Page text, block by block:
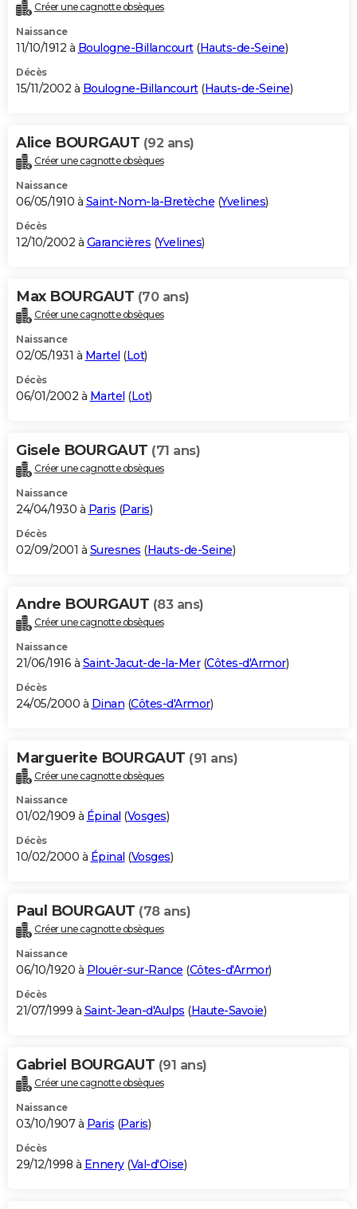
Créer une cagnotte obsèques
Naissance
11/10/1912 à Boulogne-Billancourt(Hauts-de-Seine)
Décès
15/11/2002 à Boulogne-Billancourt(Hauts-de-Seine)
Alice BOURGAUT (92 ans)
Créer une cagnotte obsèques
Naissance
06/05/1910 à Saint-Nom-la-Bretèche (Yvelines)
Décès
12/10/2002 à Garancières (Yvelines)
Max BOURGAUT (70 ans)
Créer une cagnotte obsèques
Naissance
02/05/1931 à Martel (Lot)
Décès
06/01/2002 à Martel (Lot)
Gisele BOURGAUT (71 ans)
Créer une cagnotte obsèques
Naissance
24/04/1930 à Paris (Paris)
Décès
02/09/2001 à Suresnes (Hauts-de-Seine)
Andre BOURGAUT (83 ans)
Créer une cagnotte obsèques
Naissance
21/06/1916 à Saint-Jacut-de-la-Mer(Côtes-d'Armor)
Décès
24/05/2000 à Dinan (Côtes-d'Armor)
Marguerite BOURGAUT (91 ans)
Créer une cagnotte obsèques
Naissance
01/02/1909 à Épinal (Vosges)
Décès
10/02/2000 à Épinal (Vosges)
Paul BOURGAUT (78 ans)
Créer une cagnotte obsèques
Naissance
06/10/1920 à Plouër-sur-Rance (Côtes-d'Armor)
Décès
21/07/1999 à Saint-Jean-d'Aulps (Haute-Savoie)
Gabriel BOURGAUT (91 ans)
Créer une cagnotte obsèques
Naissance
03/10/1907 à Paris (Paris)
Décès
29/12/1998 à Ennery(Val-d'Oise)